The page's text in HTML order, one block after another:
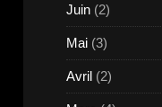
Juin (2)
Mai (3)
Avril (2)